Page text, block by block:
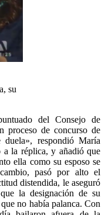
su
del Consejo de
proceso de concurso de
respondió María
a la réplica, y añadió que
ella como su esposo se
pasó por alto el
distendida, le aseguró
la designación de su
no había palanca. Con